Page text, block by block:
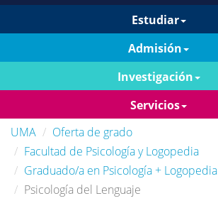
Estudiar
Admisión
Investigación
Servicios
UMA
Oferta de grado
Facultad de Psicología y Logopedia
Graduado/a en Psicología + Logopedia
Psicología del Lenguaje